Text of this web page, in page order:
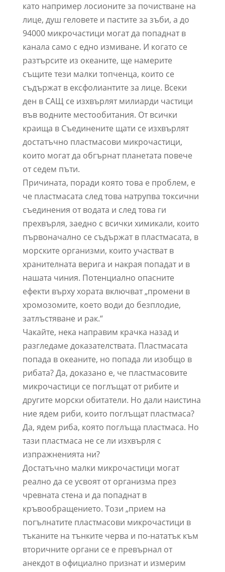
като например лосионите за почистване на
лице, душ геловете и пастите за зъби, а до
94000 микрочастици могат да попаднат в
канала само с едно измиване. И когато се
разтърсите из океаните, ще намерите
същите тези малки топченца, които се
съдържат в ексфолиантите за лице. Всеки
ден в САЩ се изхвърлят милиарди частици
във водните местообитания. От всички
краища в Съединените щати се изхвърлят
достатъчно пластмасови микрочастици,
които могат да обгърнат планетата повече
от седем пъти.
Причината, поради която това е проблем, е
че пластмасата след това натрупва токсични
съединения от водата и след това ги
прехвърля, заедно с всички химикали, които
първоначално се съдържат в пластмасата, в
морските организми, които участват в
хранителната верига и накрая попадат и в
нашата чиния. Потенциално опасните
ефекти върху хората включват „промени в
хромозомите, което води до безплодие,
затлъстяване и рак.“
Чакайте, нека направим крачка назад и
разгледаме доказателствата. Пластмасата
попада в океаните, но попада ли изобщо в
рибата? Да, доказано е, че пластмасовите
микрочастици се поглъщат от рибите и
другите морски обитатели. Но дали наистина
ние ядем риби, които поглъщат пластмаса?
Да, ядем риба, която поглъща пластмаса. Но
тази пластмаса не се ли изхвърля с
изпражненията ни?
Достатъчно малки микрочастици могат
реално да се усвоят от организма през
чревната стена и да попаднат в
кръвообращението. Този „прием на
погълнатите пластмасови микрочастици в
тъканите на тънките черва и по-нататък към
вторичните органи се е превърнал от
анекдот в официално признат и измерим